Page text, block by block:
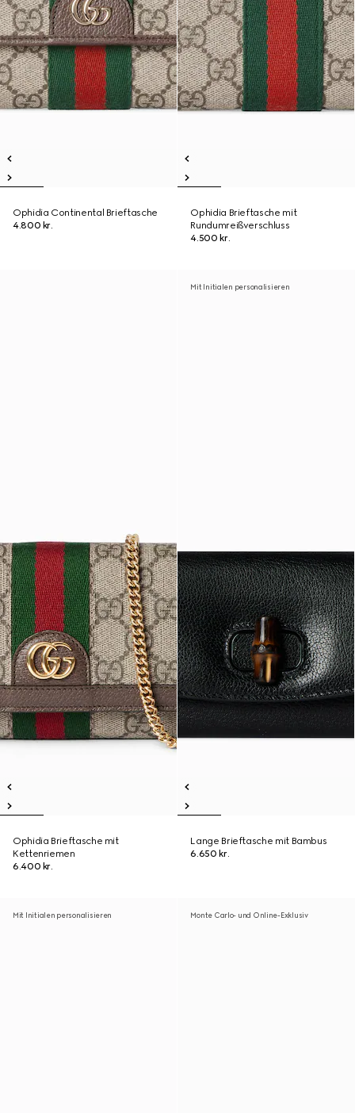
Ophidia Continental Brieftasche
4.800 kr.
Ophidia Brieftasche mit
Rundumreißverschluss
4.500 kr.
Ophidia Brieftasche mit
Kettenriemen
6.400 kr.
Mit Initialen personalisieren
Lange Brieftasche mit Bambus
6.650 kr.
Mit Initialen personalisieren Monte Carlo- und Online-Exklusiv